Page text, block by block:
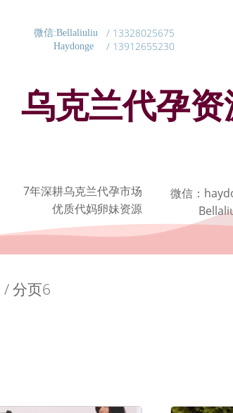
微信:Bellaliuliu
Haydonge
/ 13328025675
/ 13912655230
乌克兰代孕资
7年深耕乌克兰代孕市场
优质代妈卵妹资源
微信：
/ 分页6